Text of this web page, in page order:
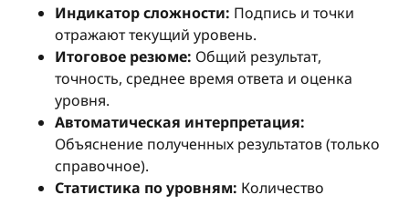
Индикатор сложности: Подпись и точки
отражают текущий уровень.
Итоговое резюме: Общий результат,
точность, среднее время ответа и оценка
уровня.
Автоматическая интерпретация:
Объяснение полученных результатов (только
справочное).
Статистика по уровням: Количество